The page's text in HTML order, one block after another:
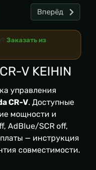
Вперёд
Заказать из
V KEIHIN
управления
CR-V. Доступные
мощности и
AdBlue/SCR off,
— инструкция
совместимости.